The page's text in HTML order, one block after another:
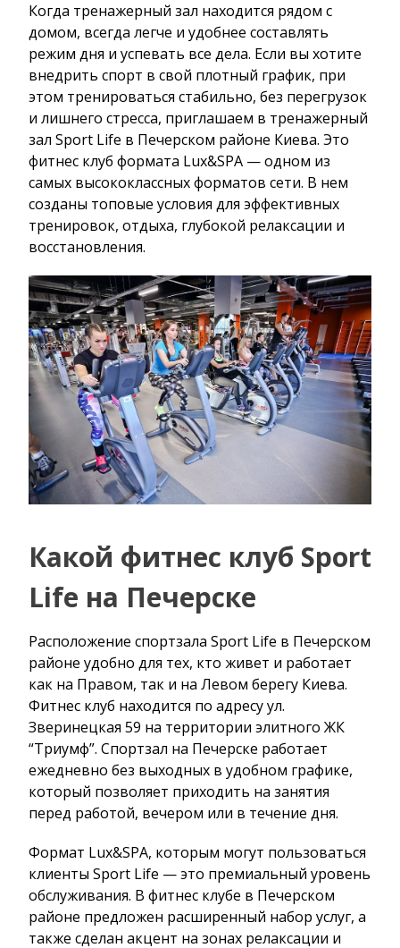
Когда тренажерный зал находится рядом с
домом, всегда легче и удобнее составлять
режим дня и успевать все дела. Если вы хотите
внедрить спорт в свой плотный график, при
этом тренироваться стабильно, без перегрузок
и лишнего стресса, приглашаем в тренажерный
зал Sport Life в Печерском районе Киева. Это
фитнес клуб формата Lux&SPA — одном из
самых высококлассных форматов сети. В нем
созданы топовые условия для эффективных
тренировок, отдыха, глубокой релаксации и
восстановления.
Какой фитнес клуб Sport
Life на Печерске
Расположение спортзала Sport Life в Печерском
районе удобно для тех, кто живет и работает
как на Правом, так и на Левом берегу Киева.
Фитнес клуб находится по адресу ул.
Зверинецкая 59 на территории элитного ЖК
“Триумф”. Спортзал на Печерске работает
ежедневно без выходных в удобном графике,
который позволяет приходить на занятия
перед работой, вечером или в течение дня.
Формат Lux&SPA, которым могут пользоваться
клиенты Sport Life — это премиальный уровень
обслуживания. В фитнес клубе в Печерском
районе предложен расширенный набор услуг, а
также сделан акцент на зонах релаксации и